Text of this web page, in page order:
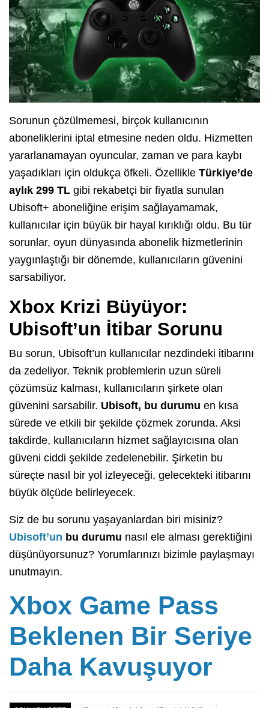
Sorunun çözülmemesi, birçok kullanıcının
aboneliklerini iptal etmesine neden oldu. Hizmetten
yararlanamayan oyuncular, zaman ve para kaybı
yaşadıkları için oldukça öfkeli. Özellikle Türkiye’de
aylık 299 TL gibi rekabetçi bir fiyatla sunulan
Ubisoft+ aboneliğine erişim sağlayamamak,
kullanıcılar için büyük bir hayal kırıklığı oldu. Bu tür
sorunlar, oyun dünyasında abonelik hizmetlerinin
yaygınlaştığı bir dönemde, kullanıcıların güvenini
sarsabiliyor.
Xbox Krizi Büyüyor:
Ubisoft’un İtibar Sorunu
Bu sorun, Ubisoft’un kullanıcılar nezdindeki itibarını
da zedeliyor. Teknik problemlerin uzun süreli
çözümsüz kalması, kullanıcıların şirkete olan
güvenini sarsabilir. Ubisoft, bu durumu en kısa
sürede ve etkili bir şekilde çözmek zorunda. Aksi
takdirde, kullanıcıların hizmet sağlayıcısına olan
güveni ciddi şekilde zedelenebilir. Şirketin bu
süreçte nasıl bir yol izleyeceği, gelecekteki itibarını
büyük ölçüde belirleyecek.
Siz de bu sorunu yaşayanlardan biri misiniz?
Ubisoft’un bu durumu nasıl ele alması gerektiğini
düşünüyorsunuz? Yorumlarınızı bizimle paylaşmayı
unutmayın.
Xbox Game Pass
Beklenen Bir Seriye
Daha Kavuşuyor